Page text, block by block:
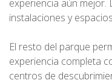
experiencia aún mejor.
instalaciones y
El resto del parque
experiencia completa
centros de